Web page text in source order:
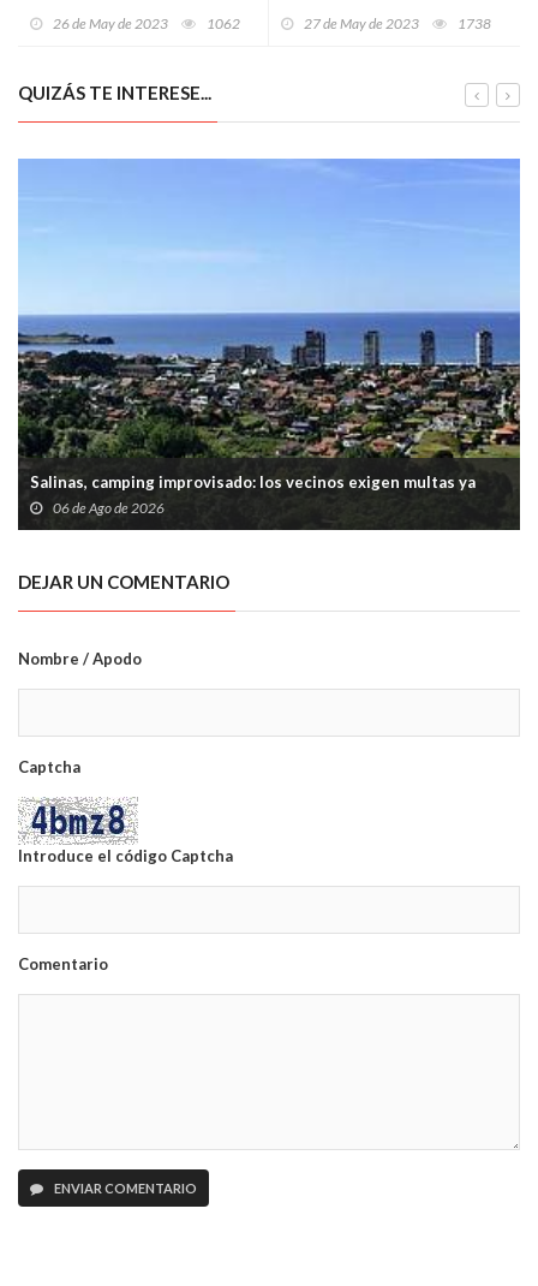
26 de May de 2023 1062
elecciones autonómicas del
27 de May de 2023 1738
QUIZÁS TE INTERESE...
Salinas, camping improvisado: los vecinos exigen multas ya
06 de Ago de 2026
DEJAR UN COMENTARIO
Nombre / Apodo
Captcha
Introduce el código Captcha
Comentario
ENVIAR COMENTARIO